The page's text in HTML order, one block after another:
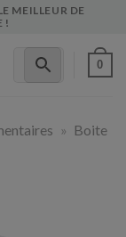
MEILLEUR DE
!
0
» Boite